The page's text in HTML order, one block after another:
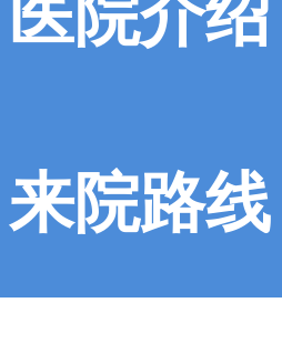
医院介绍
来院路线